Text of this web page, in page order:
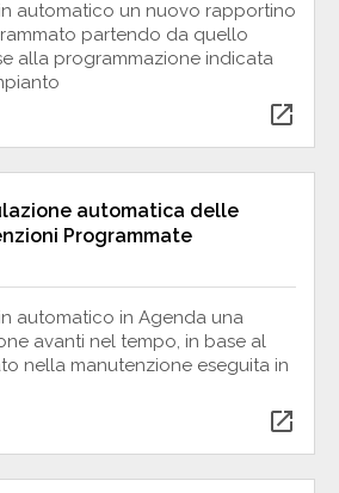
automatico un nuovo rapportino
partendo da quello
alla programmazione indicata
open_in_new
automatica delle
Programmate
automatico in Agenda una
avanti nel tempo, in base al
nella manutenzione eseguita in
open_in_new